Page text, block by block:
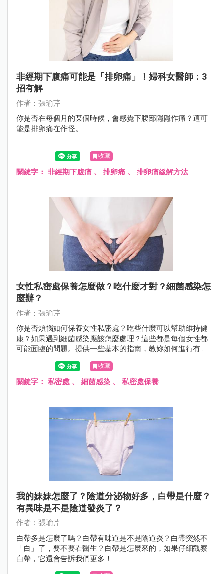
非經期下腹痛可能是「排卵痛」！婦科女醫師：3
招有解
作者：張瑜芹
你是否在每個月的某個時候，會感覺下腹部隱隱作痛？這可
能是排卵痛在作怪。
收藏
關鍵字： 非經期下腹痛 、 排卵痛 、 排卵痛緩解方法
女性私密處保養怎麼做？吃什麼才對？細菌感染怎
麼辦？
作者：張瑜芹
你是否煩惱如何保養女性私密處？吃些什麼可以幫助維持健
康？如果遇到細菌感染應該怎麼處理？這些都是每個女性都
可能面臨的問題。提供一些基本的指南，教妳如何進行有效
的私密處保養，推薦適合的食物，並解答細菌感染的疑問，
讓妳能夠自信並健康地生活。
收藏
關鍵字： 私密處 、 細菌感染 、 私密處保養
我的妹妹怎麼了？陰道分泌物好多，白帶是什麼？
有異味是不是陰道發炎了？
作者：張瑜芹
白帶多是怎麼了嗎？白帶有味道是不是陰道炎？白帶突然不
「白」了，要不要看醫生？白帶是怎麼來的，如果仔細觀察
白帶，它還會告訴我們更多！